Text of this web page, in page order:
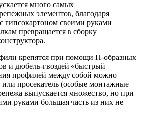
много самых
элементов, благодаря
гипсокартоном своими руками
превращается в сборку
крепятся при помощи П-образных
и дюбель-гвоздей «быстрый
профилей между собой можно
или просекатель (особые монтажные
выпускается множество, но при
руками большая часть из них не